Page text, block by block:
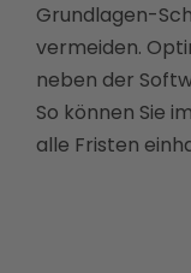
Grundlagen-
vermeiden.
neben der
So können Sie
alle Fristen